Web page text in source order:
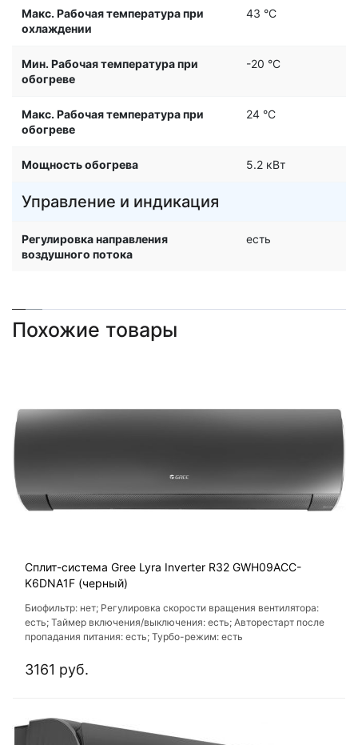
Макс. Рабочая температура при
охлаждении
43 °С
Мин. Рабочая температура при
обогреве
-20 °С
Макс. Рабочая температура при
обогреве
24 °С
Мощность обогрева 5.2 кВт
Управление и индикация
Регулировка направления
воздушного потока
есть
Похожие товары
Сплит-система Gree Lyra Inverter R32 GWH09ACC-
K6DNA1F (черный)
Биофильтр: нет; Регулировка скорости вращения вентилятора:
есть; Таймер включения/выключения: есть; Авторестарт после
пропадания питания: есть; Турбо-режим: есть
3161 руб.